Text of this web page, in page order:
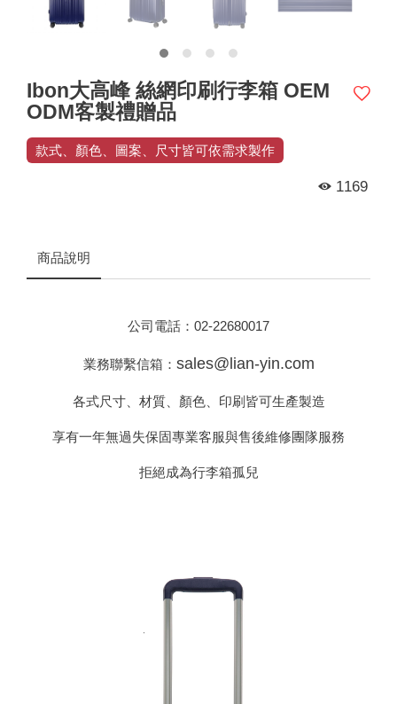
Ibon大高峰 絲網印刷行李箱 OEM
ODM客製禮贈品
款式、顏色、圖案、尺寸皆可依需求製作
1169
商品說明
公司電話： 02-22680017
業務聯繫信箱： sales@lian-yin.com
各式尺寸、材質、顏色、印刷皆可生產製造
享有一年無過失保固專業客服與售後維修團隊服務
拒絕成為行李箱孤兒